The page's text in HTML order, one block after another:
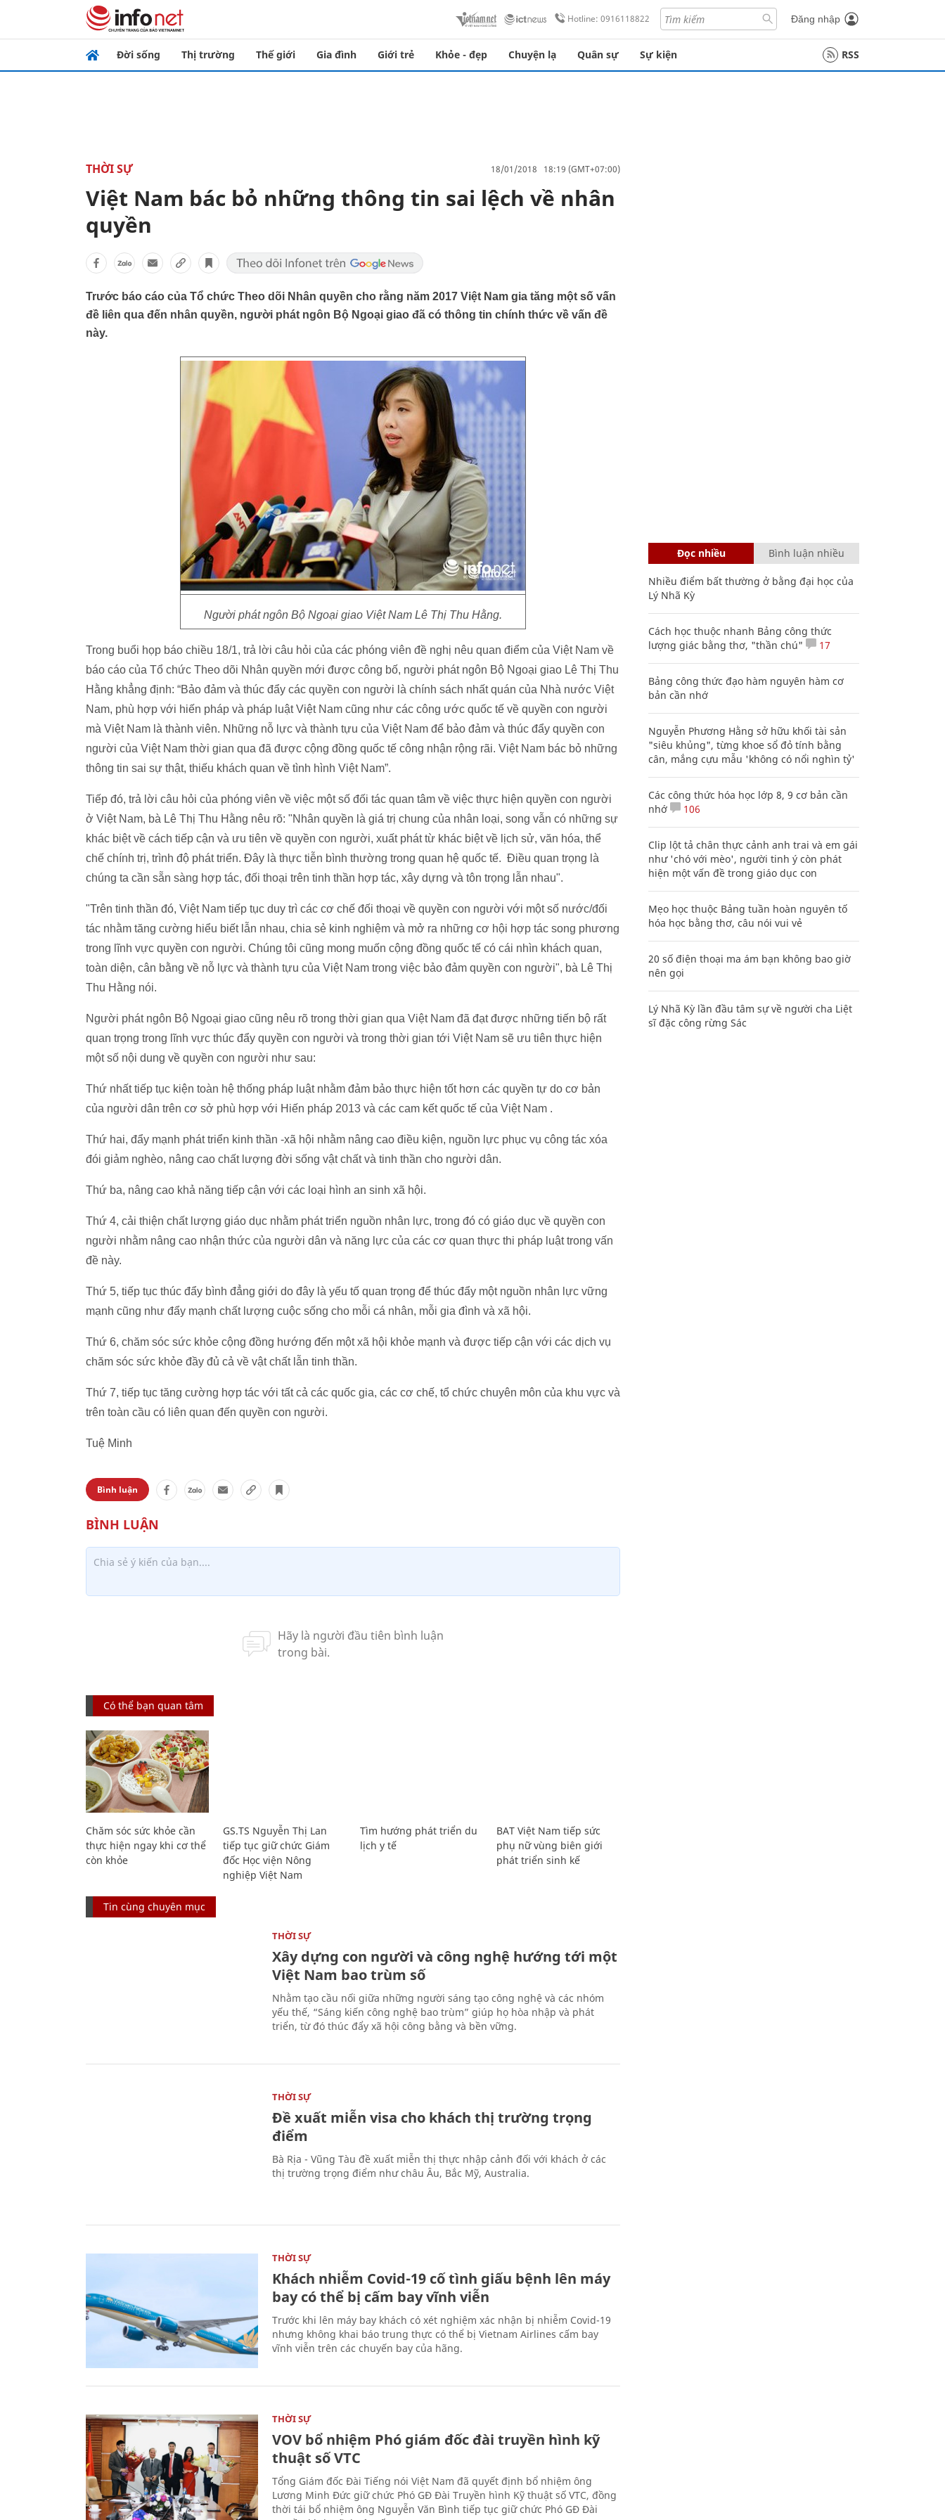
Hotline: 0916118822 Đăng nhập
Đời sống Thị trường Thế giới Gia đình Giới trẻ Khỏe - đẹp Chuyện lạ Quân sự Sự kiện RSS
THỜI SỰ 18/01/2018 18:19 (GMT+07:00)
Việt Nam bác bỏ những thông tin sai lệch về nhân
quyền
Trước báo cáo của Tổ chức Theo dõi Nhân quyền cho rằng năm 2017 Việt Nam gia tăng một số vấn
đề liên qua đến nhân quyền, người phát ngôn Bộ Ngoại giao đã có thông tin chính thức về vấn đề
này.
Người phát ngôn Bộ Ngoại giao Việt Nam Lê Thị Thu Hằng.
Trong buổi họp báo chiều 18/1, trả lời câu hỏi của các phóng viên đề nghị nêu quan điểm của Việt Nam về
báo cáo của Tổ chức Theo dõi Nhân quyền mới được công bố, người phát ngôn Bộ Ngoại giao Lê Thị Thu
Hằng khẳng định: “Bảo đảm và thúc đẩy các quyền con người là chính sách nhất quán của Nhà nước Việt
Nam, phù hợp với hiến pháp và pháp luật Việt Nam cũng như các công ước quốc tế về quyền con người
mà Việt Nam là thành viên. Những nỗ lực và thành tựu của Việt Nam để bảo đảm và thúc đẩy quyền con
người của Việt Nam thời gian qua đã được cộng đồng quốc tế công nhận rộng rãi. Việt Nam bác bỏ những
thông tin sai sự thật, thiếu khách quan về tình hình Việt Nam”.
Tiếp đó, trả lời câu hỏi của phóng viên về việc một số đối tác quan tâm về việc thực hiện quyền con người
ở Việt Nam, bà Lê Thị Thu Hằng nêu rõ: "Nhân quyền là giá trị chung của nhân loại, song vẫn có những sự
khác biệt về cách tiếp cận và ưu tiên về quyền con người, xuất phát từ khác biệt về lịch sử, văn hóa, thể
chế chính trị, trình độ phát triển. Đây là thực tiễn bình thường trong quan hệ quốc tế. Điều quan trọng là
chúng ta cần sẵn sàng hợp tác, đối thoại trên tinh thần hợp tác, xây dựng và tôn trọng lẫn nhau".
"Trên tinh thần đó, Việt Nam tiếp tục duy trì các cơ chế đối thoại về quyền con người với một số nước/đối
tác nhằm tăng cường hiểu biết lẫn nhau, chia sẻ kinh nghiệm và mở ra những cơ hội hợp tác song phương
trong lĩnh vực quyền con người. Chúng tôi cũng mong muốn cộng đồng quốc tế có cái nhìn khách quan,
toàn diện, cân bằng về nỗ lực và thành tựu của Việt Nam trong việc bảo đảm quyền con người", bà Lê Thị
Thu Hằng nói.
Người phát ngôn Bộ Ngoại giao cũng nêu rõ trong thời gian qua Việt Nam đã đạt được những tiến bộ rất
quan trọng trong lĩnh vực thúc đẩy quyền con người và trong thời gian tới Việt Nam sẽ ưu tiên thực hiện
một số nội dung về quyền con người như sau:
Thứ nhất tiếp tục kiện toàn hệ thống pháp luật nhằm đảm bảo thực hiện tốt hơn các quyền tự do cơ bản
của người dân trên cơ sở phù hợp với Hiến pháp 2013 và các cam kết quốc tế của Việt Nam .
Thứ hai, đẩy mạnh phát triển kinh thần -xã hội nhằm nâng cao điều kiện, nguồn lực phục vụ công tác xóa
đói giảm nghèo, nâng cao chất lượng đời sống vật chất và tinh thần cho người dân.
Thứ ba, nâng cao khả năng tiếp cận với các loại hình an sinh xã hội.
Thứ 4, cải thiện chất lượng giáo dục nhằm phát triển nguồn nhân lực, trong đó có giáo dục về quyền con
người nhằm nâng cao nhận thức của người dân và năng lực của các cơ quan thực thi pháp luật trong vấn
đề này.
Thứ 5, tiếp tục thúc đẩy bình đẳng giới do đây là yếu tố quan trọng để thúc đẩy một nguồn nhân lực vững
mạnh cũng như đẩy mạnh chất lượng cuộc sống cho mỗi cá nhân, mỗi gia đình và xã hội.
Thứ 6, chăm sóc sức khỏe cộng đồng hướng đến một xã hội khỏe mạnh và được tiếp cận với các dịch vụ
chăm sóc sức khỏe đầy đủ cả về vật chất lẫn tinh thần.
Thứ 7, tiếp tục tăng cường hợp tác với tất cả các quốc gia, các cơ chế, tổ chức chuyên môn của khu vực và
trên toàn cầu có liên quan đến quyền con người.
Tuệ Minh
Bình luận
Có thể bạn quan tâm
Chăm sóc sức khỏe cần
thực hiện ngay khi cơ thể
còn khỏe
GS.TS Nguyễn Thị Lan
tiếp tục giữ chức Giám
đốc Học viện Nông
nghiệp Việt Nam
Tìm hướng phát triển du
lịch y tế
BAT Việt Nam tiếp sức
phụ nữ vùng biên giới
phát triển sinh kế
Tin cùng chuyên mục
THỜI SỰ
Xây dựng con người và công nghệ hướng tới một
Việt Nam bao trùm số
Nhằm tạo cầu nối giữa những người sáng tạo công nghệ và các nhóm
yếu thế, “Sáng kiến công nghệ bao trùm” giúp họ hòa nhập và phát
triển, từ đó thúc đẩy xã hội công bằng và bền vững.
THỜI SỰ
Đề xuất miễn visa cho khách thị trường trọng
điểm
Bà Rịa - Vũng Tàu đề xuất miễn thị thực nhập cảnh đối với khách ở các
thị trường trọng điểm như châu Âu, Bắc Mỹ, Australia.
THỜI SỰ
Khách nhiễm Covid-19 cố tình giấu bệnh lên máy
bay có thể bị cấm bay vĩnh viễn
Trước khi lên máy bay khách có xét nghiệm xác nhận bị nhiễm Covid-19
nhưng không khai báo trung thực có thể bị Vietnam Airlines cấm bay
vĩnh viễn trên các chuyến bay của hãng.
THỜI SỰ
VOV bổ nhiệm Phó giám đốc đài truyền hình kỹ
thuật số VTC
Tổng Giám đốc Đài Tiếng nói Việt Nam đã quyết định bổ nhiệm ông
Lương Minh Đức giữ chức Phó GĐ Đài Truyền hình Kỹ thuật số VTC, đồng
thời tái bổ nhiệm ông Nguyễn Văn Bình tiếp tục giữ chức Phó GĐ Đài
Đọc nhiều Bình luận nhiều
Nhiều điểm bất thường ở bằng đại học của
Lý Nhã Kỳ
Cách học thuộc nhanh Bảng công thức
lượng giác bằng thơ, "thần chú"
17
Bảng công thức đạo hàm nguyên hàm cơ
bản cần nhớ
Nguyễn Phương Hằng sở hữu khối tài sản
"siêu khủng", từng khoe sổ đỏ tính bằng
cân, mắng cựu mẫu 'không có nổi nghìn tỷ'
Các công thức hóa học lớp 8, 9 cơ bản cần
nhớ
106
Clip lột tả chân thực cảnh anh trai và em gái
như 'chó với mèo', người tinh ý còn phát
hiện một vấn đề trong giáo dục con
Mẹo học thuộc Bảng tuần hoàn nguyên tố
hóa học bằng thơ, câu nói vui vẻ
20 số điện thoại ma ám bạn không bao giờ
nên gọi
Lý Nhã Kỳ lần đầu tâm sự về người cha Liệt
sĩ đặc công rừng Sác